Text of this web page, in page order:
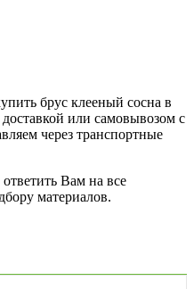
брус клееный сосна в
или самовывозом с
через транспортные
Вам на все
материалов.